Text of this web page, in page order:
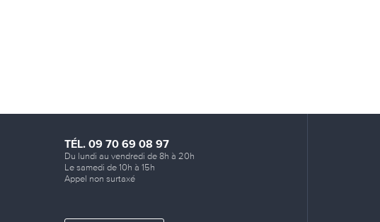
TÉL. 09 70 69 08 97
Du lundi au vendredi de 8h à 20h
Le samedi de 10h à 15h
Appel non surtaxé